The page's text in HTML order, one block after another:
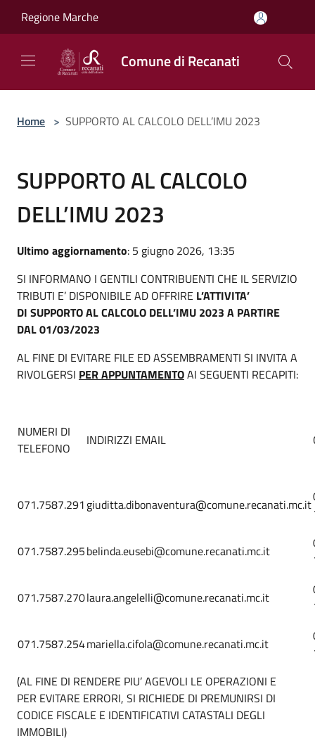
Regione Marche
Comune di Recanati
Home > SUPPORTO AL CALCOLO DELL’IMU 2023
SUPPORTO AL CALCOLO
DELL’IMU 2023
Ultimo aggiornamento: 5 giugno 2026, 13:35
SI INFORMANO I GENTILI CONTRIBUENTI CHE IL SERVIZIO
TRIBUTI E’ DISPONIBILE AD OFFRIRE L’ATTIVITA’
DI SUPPORTO AL CALCOLO DELL’IMU 2023 A PARTIRE
DAL 01/03/2023
AL FINE DI EVITARE FILE ED ASSEMBRAMENTI SI INVITA A
RIVOLGERSI PER APPUNTAMENTOAI SEGUENTI RECAPITI:
NUMERI DI
TELEFONO
INDIRIZZI EMAIL
071.7587.291 giuditta.dibonaventura@comune.recanati.mc.it
071.7587.295belinda.eusebi@comune.recanati.mc.it
071.7587.270laura.angelelli@comune.recanati.mc.it
071.7587.254mariella.cifola@comune.recanati.mc.it
(AL FINE DI RENDERE PIU’ AGEVOLI LE OPERAZIONI E
PER EVITARE ERRORI, SI RICHIEDE DI PREMUNIRSI DI
CODICE FISCALE E IDENTIFICATIVI CATASTALI DEGLI
IMMOBILI)